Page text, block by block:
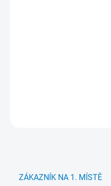
ZÁKAZNÍK NA 1. MÍSTĚ